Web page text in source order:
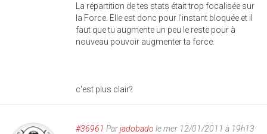
La répartition de tes stats était trop focalisée sur
la Force. Elle est donc pour l'instant bloquée et il
faut que tu augmente un peu le reste pour à
nouveau pouvoir augmenter ta force.
c'est plus clair?
#36961 Parjadobado le mer 12/01/2011 à 19h13